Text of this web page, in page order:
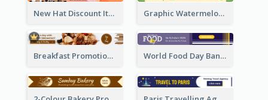
New Hat Discount Items Banner Ads Graphic Watermelon International Fruit Day Leaderboard
Breakfast Promotional Leaderboard World Food Day Banner Ad